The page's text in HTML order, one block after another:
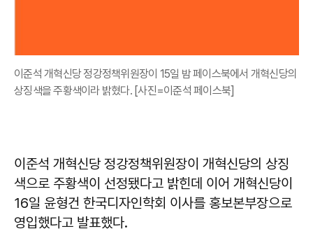
이준석 개혁신당 정강정책위원장이 15일 밤 페이스북에서 개혁신당의
상징색을 주황색이라 밝혔다. [사진=이준석 페이스북]
이준석 개혁신당 정강정책위원장이 개혁신당의 상징
색으로 주황색이 선정됐다고 밝힌데 이어 개혁신당이
16일 윤형건 한국디자인학회 이사를 홍보본부장으로
영입했다고 발표했다.